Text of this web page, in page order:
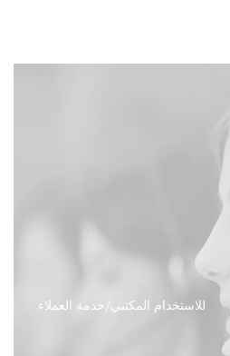
للاستخدام المكتبي/خدمة العملاء